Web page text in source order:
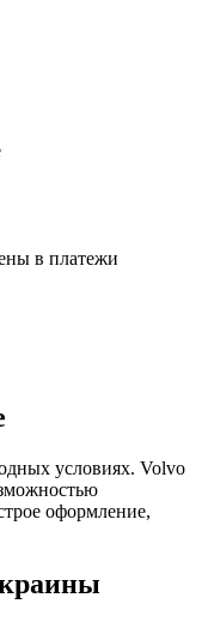
в платежи
условиях. Volvo
оформление,